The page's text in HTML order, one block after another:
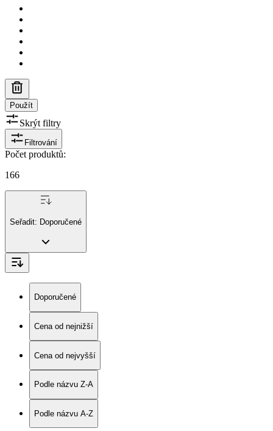
Použít
Skrýt filtry
Filtrování
Počet produktů:
166
Seřadit: Doporučené
Doporučené
Cena od nejnižší
Cena od nejvyšší
Podle názvu Z-A
Podle názvu A-Z